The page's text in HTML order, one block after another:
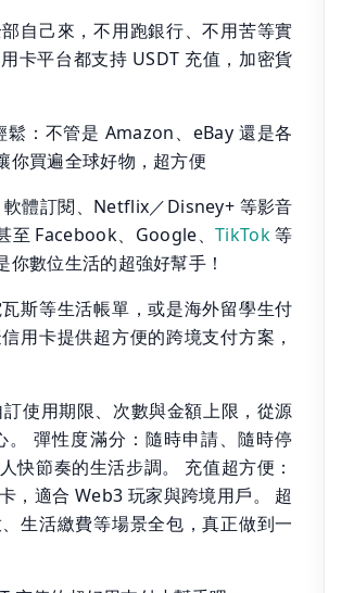
自己來，不用跑銀行、不用苦等實
卡平台都支持 USDT 充值，加密貨
：不管是 Amazon、eBay 還是各
你買遍全球好物，超方便
體訂閱、Netflix／Disney+ 等影音
至 Facebook、Google、TikTok等
數位生活的超強好幫手！
斯等生活帳單，或是海外留學生付
用卡提供超方便的跨境支付方案，
使用期限、次數與金額上限，從源
彈性度滿分：隨時申請、隨時停
快節奏的生活步調。 充值超方便：
，適合 Web3 玩家與跨境用戶。 超
生活繳費等場景全包，真正做到一